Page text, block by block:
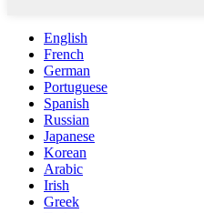
English
French
German
Portuguese
Spanish
Russian
Japanese
Korean
Arabic
Irish
Greek